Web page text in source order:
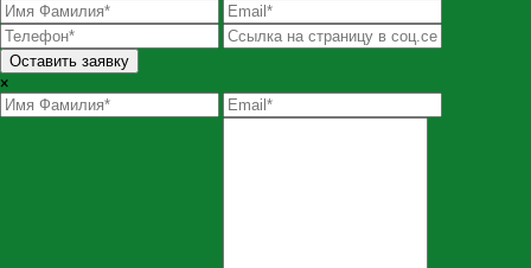
Оставить заявку
×